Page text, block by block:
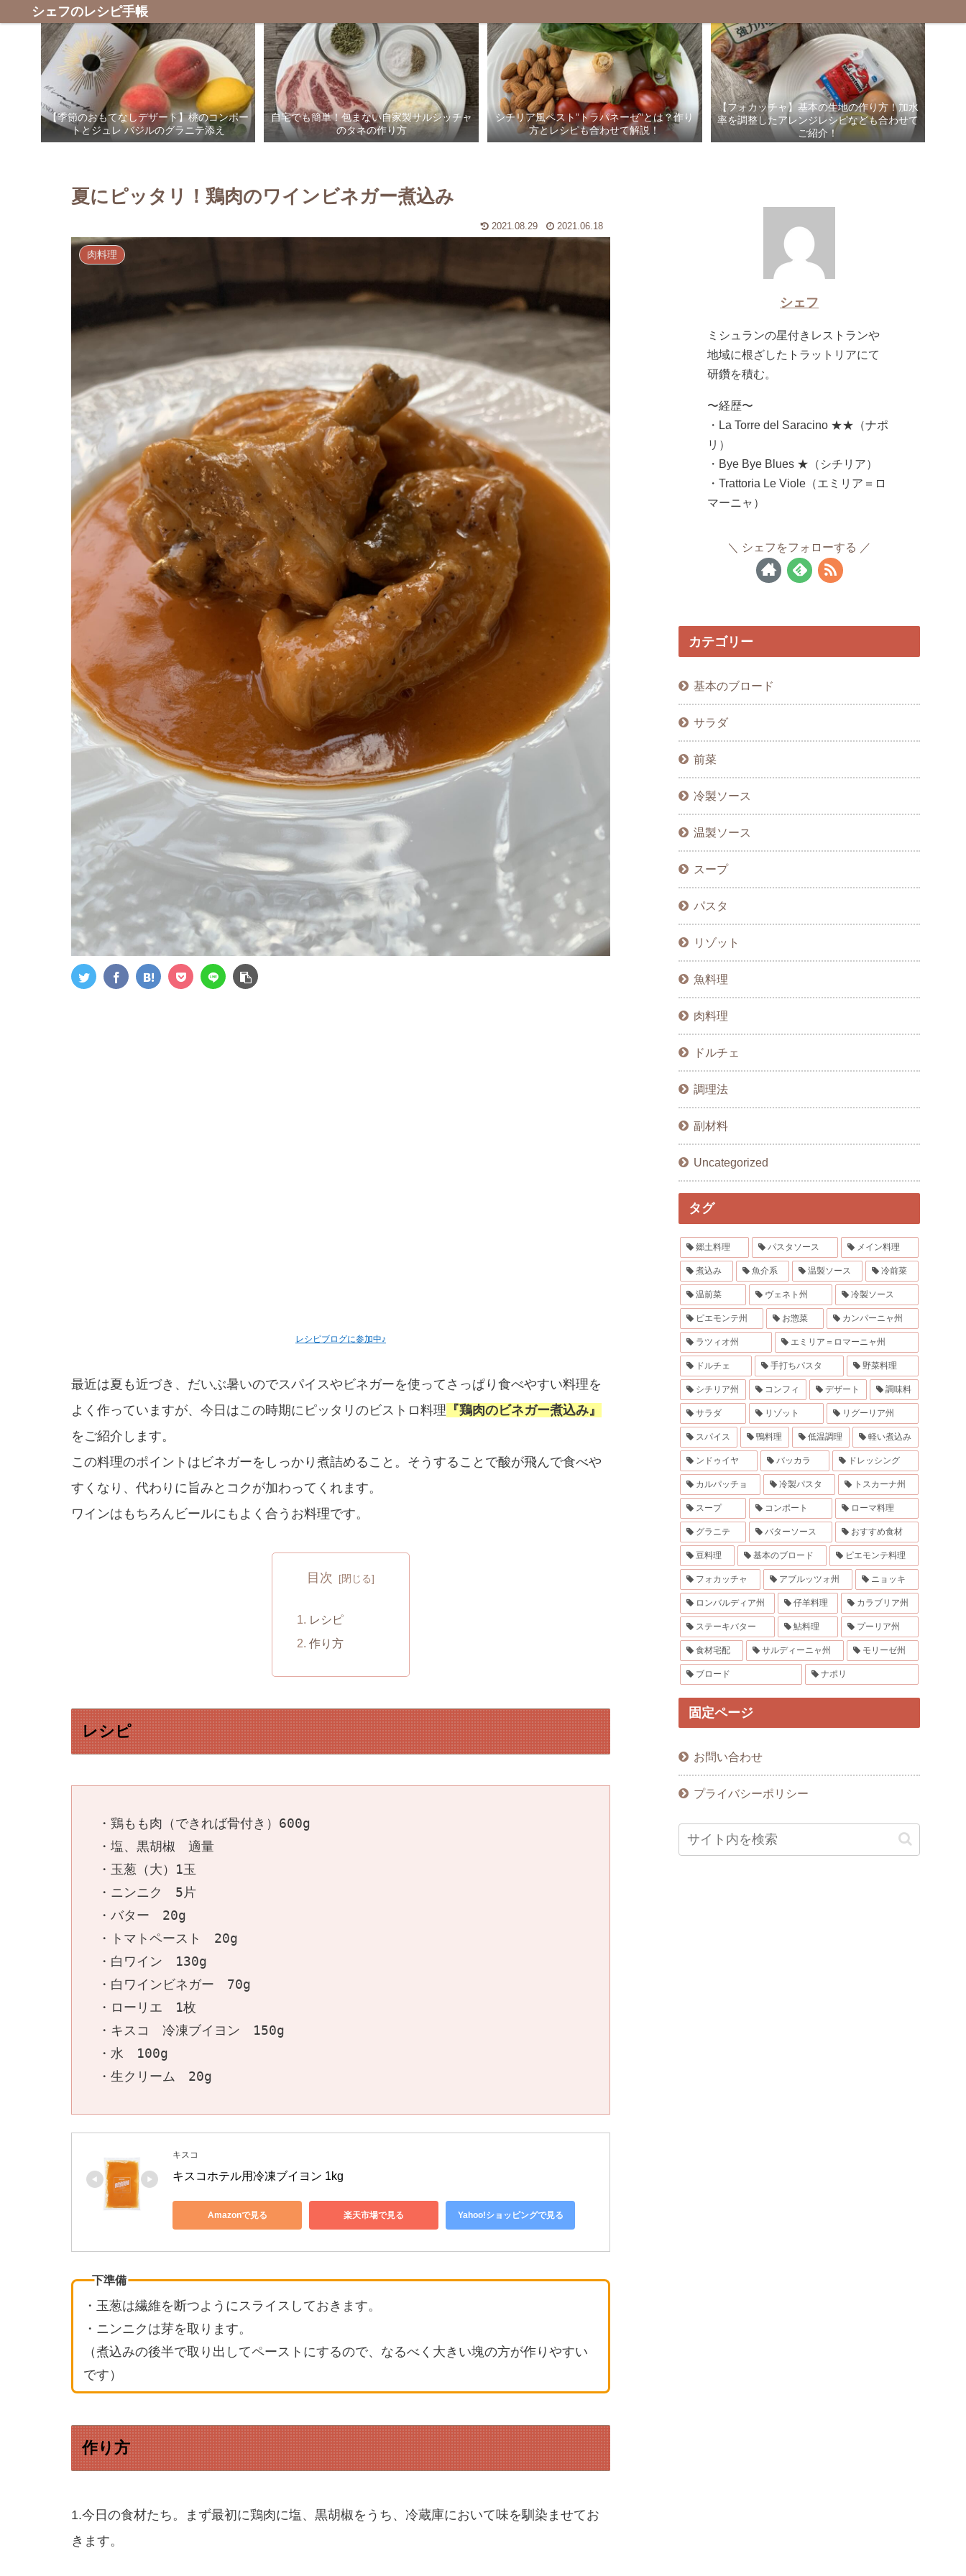
シェフのレシピ手帳
【季節のおもてなしデザート】桃のコンポー
トとジュレ バジルのグラニテ添え
自宅でも簡単！包まない自家製サルシッチャ
のタネの作り方
シチリア風ペスト”トラパネーゼ”とは？作り
方とレシピも合わせて解説！
【フォカッチャ】基本の生地の作り方！加水
率を調整したアレンジレシピなども合わせて
ご紹介！
夏にピッタリ！鶏肉のワインビネガー煮込み
2021.08.29 2021.06.18
肉料理
レシピブログに参加中♪
最近は夏も近づき、だいぶ暑いのでスパイスやビネガーを使ってさっぱり食べやすい料理を
よく作っていますが、今日はこの時期にピッタリのビストロ料理 『鶏肉のビネガー煮込み』
をご紹介します。
この料理のポイントはビネガーをしっかり煮詰めること。そうすることで酸が飛んで食べや
すくなり、代わりに旨みとコクが加わってくれます。
ワインはもちろんビールにもよく合うお料理です。
目次
レシピ
作り方
レシピ
・鶏もも肉（できれば骨付き）600g
・塩、黒胡椒　適量
・玉葱（大）1玉
・ニンニク　5片
・バター　20g
・トマトペースト　20g
・白ワイン　130g
・白ワインビネガー　70g
・ローリエ　1枚
・キスコ　冷凍ブイヨン　150g
・水　100g
・生クリーム　20g
キスコ
キスコホテル用冷凍ブイヨン 1kg
Amazonで見る 楽天市場で見る Yahoo!ショッピングで見る
下準備
・玉葱は繊維を断つようにスライスしておきます。
・ニンニクは芽を取ります。
（煮込みの後半で取り出してペーストにするので、なるべく大きい塊の方が作りやすい
です）
作り方
1.今日の食材たち。まず最初に鶏肉に塩、黒胡椒をうち、冷蔵庫において味を馴染ませてお
きます。
シェフ
ミシュランの星付きレストランや
地域に根ざしたトラットリアにて
研鑽を積む。
〜経歴〜
・La Torre del Saracino ★★（ナポ
リ）
・Bye Bye Blues ★（シチリア）
・Trattoria Le Viole（エミリア＝ロ
マーニャ）
シェフをフォローする
カテゴリー
基本のブロード
サラダ
前菜
冷製ソース
温製ソース
スープ
パスタ
リゾット
魚料理
肉料理
ドルチェ
調理法
副材料
Uncategorized
タグ
郷土料理 パスタソース メイン料理
煮込み 魚介系 温製ソース 冷前菜
温前菜 ヴェネト州 冷製ソース
ピエモンテ州 お惣菜 カンパーニャ州
ラツィオ州 エミリア＝ロマーニャ州
ドルチェ 手打ちパスタ 野菜料理
シチリア州 コンフィ デザート 調味料
サラダ リゾット リグーリア州
スパイス 鴨料理 低温調理 軽い煮込み
ンドゥイヤ バッカラ ドレッシング
カルパッチョ 冷製パスタ トスカーナ州
スープ コンポート ローマ料理
グラニテ バターソース おすすめ食材
豆料理 基本のブロード ピエモンテ料理
フォカッチャ アブルッツォ州 ニョッキ
ロンバルディア州 仔羊料理 カラブリア州
ステーキバター 鮎料理 プーリア州
食材宅配 サルディーニャ州 モリーゼ州
ブロード ナポリ
固定ページ
お問い合わせ
プライバシーポリシー